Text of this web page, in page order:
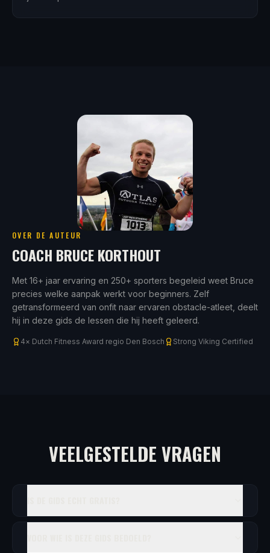
OVER DE AUTEUR
COACH BRUCE KORTHOUT
Met 16+ jaar ervaring en 250+ sporters begeleid weet Bruce
precies welke aanpak werkt voor beginners. Zelf
getransformeerd van onfit naar ervaren obstacle-atleet, deelt
hij in deze gids de lessen die hij heeft geleerd.
4× Dutch Fitness Award regio Den Bosch Strong Viking Certified
VEELGESTELDE VRAGEN